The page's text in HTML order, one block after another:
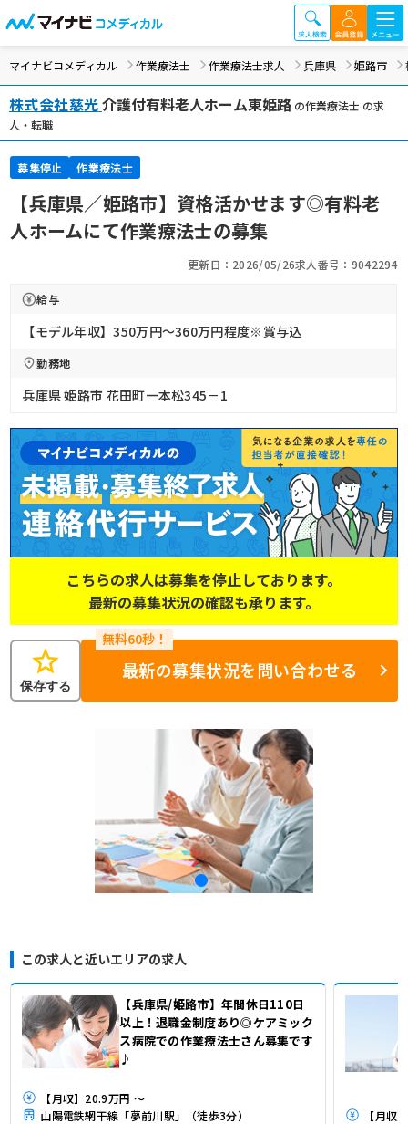
マイナビコメディカル 作業療法士 作業療法士求人 兵庫県 姫路市
株式会社慈光介護付有料老人ホーム東姫路の作業療法士 の求
人・転職
募集停止 作業療法士
【兵庫県／姫路市】資格活かせます◎有料老
人ホームにて作業療法士の募集
更新日：2026/05/26求人番号：9042294
給与
【モデル年収】350万円〜360万円程度※賞与込
勤務地
兵庫県 姫路市 花田町一本松345－1
こちらの求人は募集を停止しております。
最新の募集状況の確認も承ります。
star
保存する
最新の募集状況を問い合わせる
この求人と近いエリアの求人
【兵庫県/姫路市】年間休日110日
以上！退職金制度あり◎ケアミック
ス病院での作業療法士さん募集です
♪
【月収】20.9万円 ～
山陽電鉄網干線「夢前川駅」（徒歩3分）
【月収